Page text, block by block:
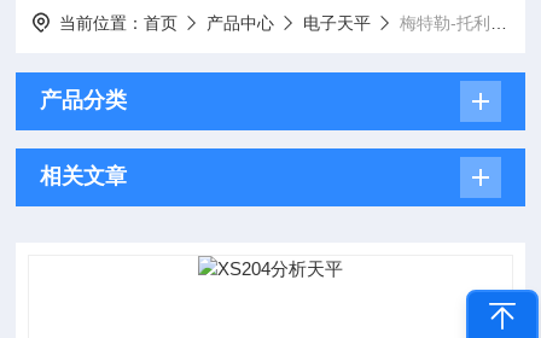
当前位置：首页 产品中心 电子天平 梅特勒-托利多天平
产品分类
相关文章